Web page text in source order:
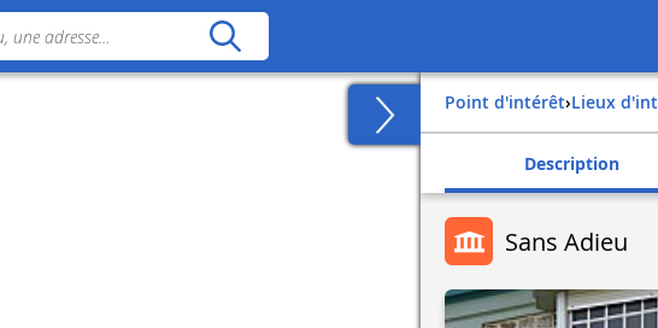
Point d'intérêt› Lieux
Description
Sans Adieu